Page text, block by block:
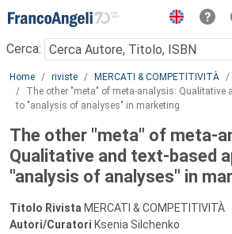
Menu
Cerca:
Main content
Home riviste MERCATI & COMPETITIVITÀ
The other "meta" of meta-analysis: Qualitative
to "analysis of analyses" in marketing
The other "meta" of meta-
Qualitative and text-based
"analysis of analyses" in
Titolo Rivista MERCATI & COMPETITIVITÀ
Autori/Curatori Ksenia Silchenko